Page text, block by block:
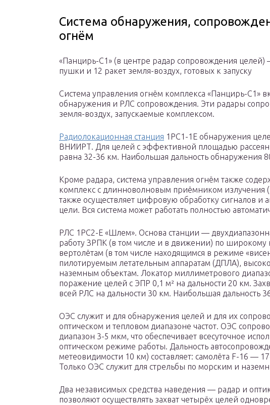
Система обнаружения,
огнём
«Панцирь-С1» (в центре радар сопровождения
пушки и 12 ракет земля-воздух, готовых к запуску
Система управления огнём комплекса «Панцирь-С1»
обнаружения и РЛС сопровождения. Эти радары
земля-воздух, запускаемые комплексом.
Радиолокационная станция 1РС1-1Е обнаружения
ВНИИРТ. Для целей с эффективной площадью
равна 32-36 км. Наибольшая дальность обнаружения
Кроме радара, система управления огнём также
комплекс с длинноволновым приёмником излучения
также осуществляет цифровую обработку сигналов и
цели. Вся система может работать полностью
РЛС 1РС2-Е «Шлем». Основа станции —
работу ЗРПК (в том числе и в движении) по широкому
вертолётам (в том числе находящимся в режиме
пилотируемым летательным аппаратам (ДПЛА),
наземным объектам. Локатор миллиметрового
поражение целей с ЭПР 0,1 м² на дальности 20 км.
всей РЛС на дальности 30 км. Наибольшая дальность
ОЭС служит и для обнаружения целей и для их
оптическом и тепловом диапазоне частот. ОЭС
диапазон 3-5 мкм, что обеспечивает всесуточное
оптическом режиме работы. Дальность
метеовидимости 10 км) составляет: самолёта F-16 —
Только ОЭС служит для стрельбы по морским и
Два независимых средства наведения — радар и
позволяют осуществлять захват четырёх целей